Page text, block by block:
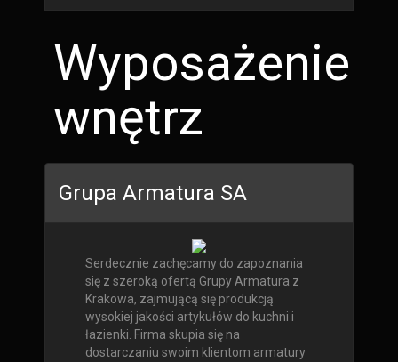
Wyposażenie
wnętrz
Grupa Armatura SA
Serdecznie zachęcamy do zapoznania
się z szeroką ofertą Grupy Armatura z
Krakowa, zajmującą się produkcją
wysokiej jakości artykułów do kuchni i
łazienki. Firma skupia się na
dostarczaniu swoim klientom armatury